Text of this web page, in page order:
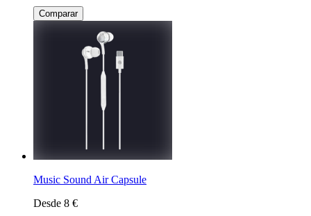
Comparar
Music Sound Air Capsule
Desde 8 €